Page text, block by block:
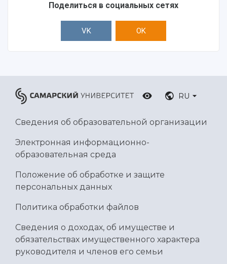
Поделиться в социальных сетях
VK OK
RU
Сведения об образовательной организации
Электронная информационно-
образовательная среда
Положение об обработке и защите
персональных данных
Политика обработки файлов
Сведения о доходах, об имуществе и
обязательствах имущественного характера
руководителя и членов его семьи